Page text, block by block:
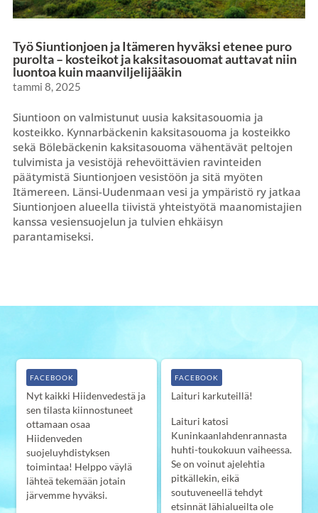
Työ Siuntionjoen ja Itämeren hyväksi etenee puro
purolta – kosteikot ja kaksitasouomat auttavat niin
luontoa kuin maanviljelijääkin
tammi 8, 2025
Siuntioon on valmistunut uusia kaksitasouomia ja
kosteikko. Kynnarbäckenin kaksitasouoma ja kosteikko
sekä Bölebäckenin kaksitasouoma vähentävät peltojen
tulvimista ja vesistöjä rehevöittävien ravinteiden
päätymistä Siuntionjoen vesistöön ja sitä myöten
Itämereen. Länsi-Uudenmaan vesi ja ympäristö ry jatkaa
Siuntionjoen alueella tiivistä yhteistyötä maanomistajien
kanssa vesiensuojelun ja tulvien ehkäisyn
parantamiseksi.
Nyt kaikki Hiidenvedestä ja
sen tilasta kiinnostuneet
ottamaan osaa
Hiidenveden
suojeluyhdistyksen
toimintaa! Helppo väylä
lähteä tekemään jotain
järvemme hyväksi.
FACEBOOK
Laituri karkuteillä!
Laituri katosi
Kuninkaanlahdenrannasta
huhti-toukokuun vaiheessa.
Se on voinut ajelehtia
pitkällekin, eikä
soutuveneellä tehdyt
etsinnät lähialueilta ole
FACEBOOK